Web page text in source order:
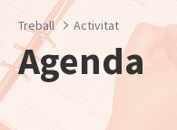
Treball Activitat
Agenda